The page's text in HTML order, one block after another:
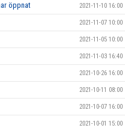
öppnat 2021-11-10 16:00
2021-11-07 10:00
2021-11-05 10:00
2021-11-03 16:40
2021-10-26 16:00
2021-10-11 08:00
2021-10-07 16:00
2021-10-01 15:00